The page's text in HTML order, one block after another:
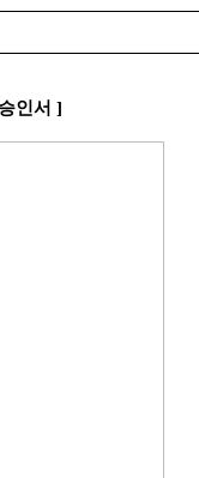
승인서 ]